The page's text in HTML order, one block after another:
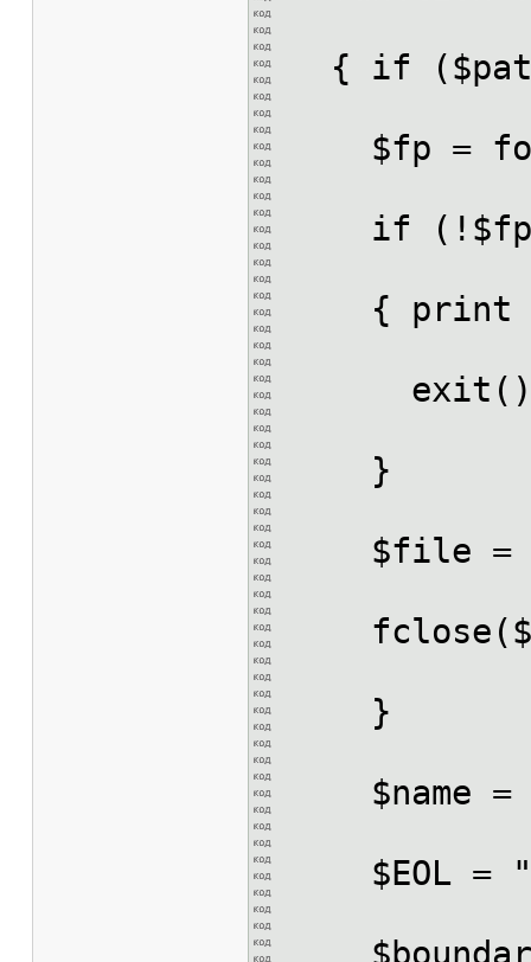
{ if
$fp =
if
{ print
}
$file =
}
$name =
$EOL =